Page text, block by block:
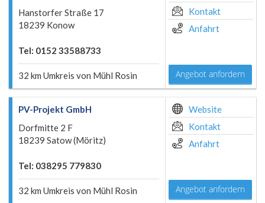
Hanstorfer Straße 17
18239 Konow
Tel: 0152 33588733
32 km Umkreis von Mühl Rosin
Kontakt
Anfahrt
Angebot anfordern
PV-Projekt GmbH
Dorfmitte 2 F
18239 Satow (Möritz)
Tel: 038295 779830
32 km Umkreis von Mühl Rosin
Website
Kontakt
Anfahrt
Angebot anfordern